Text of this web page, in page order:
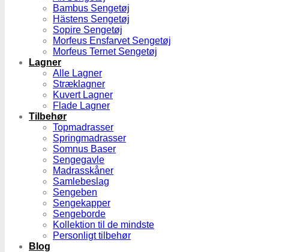
Bambus Sengetøj
Hästens Sengetøj
Sopire Sengetøj
Morfeus Ensfarvet Sengetøj
Morfeus Ternet Sengetøj
Lagner
Alle Lagner
Stræklagner
Kuvert Lagner
Flade Lagner
Tilbehør
Topmadrasser
Springmadrasser
Somnus Baser
Sengegavle
Madrasskåner
Samlebeslag
Sengeben
Sengekapper
Sengeborde
Kollektion til de mindste
Personligt tilbehør
Blog